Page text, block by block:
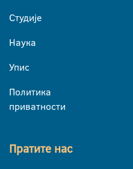
Студије
Наука
Упис
Политика
приватности
Пратите нас